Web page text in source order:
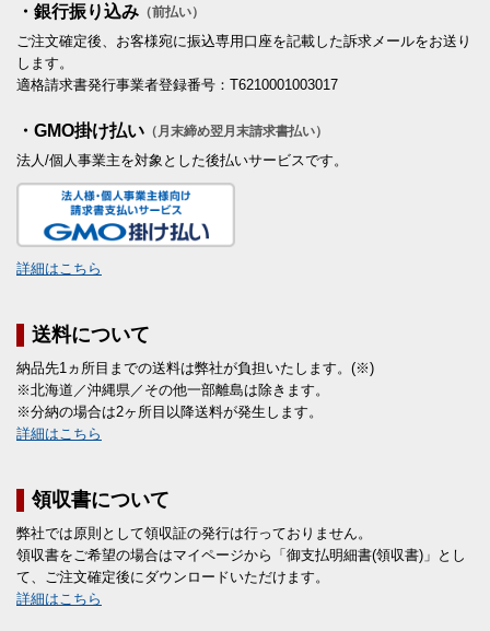
・銀行振り込み （前払い）
ご注文確定後、お客様宛に振込専用口座を記載した訴求メールをお送り
します。
適格請求書発行事業者登録番号：T6210001003017
・GMO掛け払い （月末締め翌月末請求書払い）
法人/個人事業主を対象とした後払いサービスです。
詳細はこちら
送料について
納品先1ヵ所目までの送料は弊社が負担いたします。(※)
※北海道／沖縄県／その他一部離島は除きます。
※分納の場合は2ヶ所目以降送料が発生します。
詳細はこちら
領収書について
弊社では原則として領収証の発行は行っておりません。
領収書をご希望の場合はマイページから「御支払明細書(領収書)」とし
て、ご注文確定後にダウンロードいただけます。
詳細はこちら